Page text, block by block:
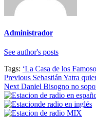
Administrador
See author's posts
Tags: ‘La Casa de los
Continue
Reading
Previous Sebastián Yatra
Next Daniel Bisogno no